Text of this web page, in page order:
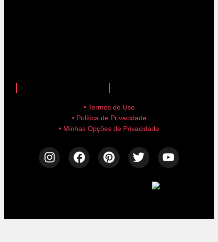
• Termos de Uso
• Política de Privacidade
• Minhas Opções de Privacidade